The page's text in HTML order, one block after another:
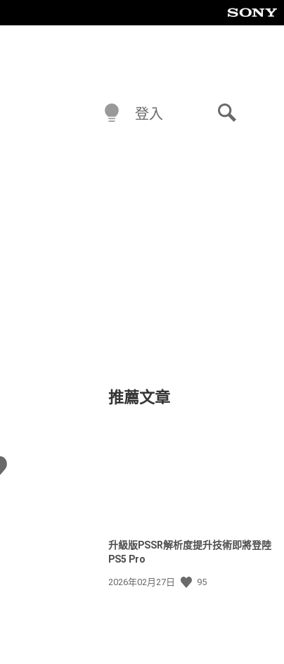
登入
推薦文章
升級版PSSR解析度提升技術即將登陸
PS5 Pro
發
2026年02月27日 95